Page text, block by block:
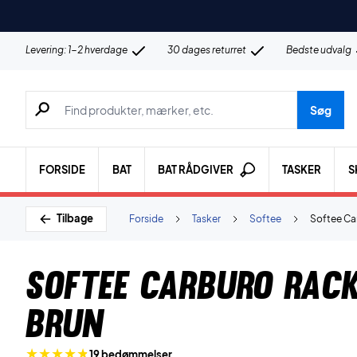
Levering: 1-2 hverdage 30 dages returret Bedste udvalg
Søg efter produkter, mærker etc.
Søg
FORSIDE BAT BAT RÅDGIVER TASKER
Tilbage Softee
Softee
Tasker
Forside
Softee Carburo
Brun